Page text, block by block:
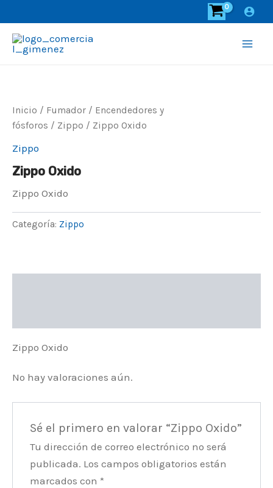
al
contenido
Inicio / Fumador / Encendedores y
fósforos / Zippo / Zippo Oxido
Zippo
Zippo Oxido
Zippo Oxido
Categoría: Zippo
Zippo Oxido
No hay valoraciones aún.
Sé el primero en valorar “Zippo Oxido”
Tu dirección de correo electrónico no será
publicada. Los campos obligatorios están
marcados con *